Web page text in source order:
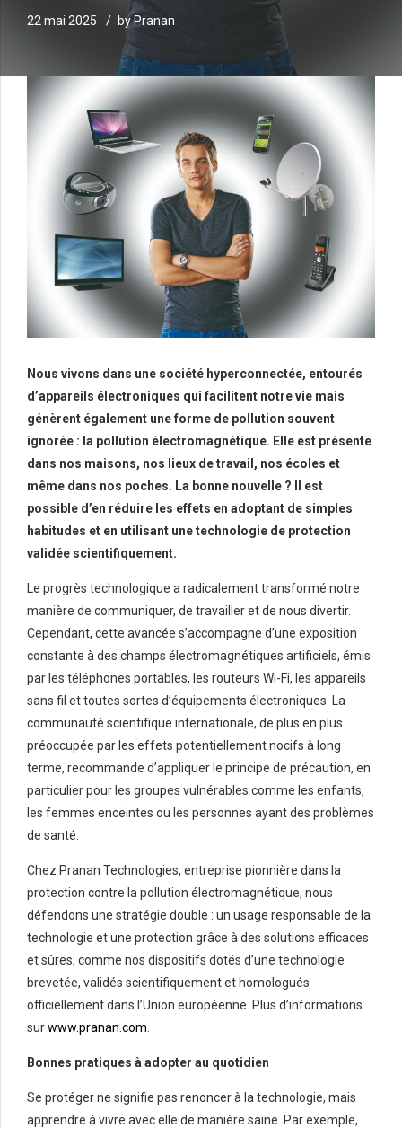
22 mai 2025 by Pranan
Nous vivons dans une société hyperconnectée, entourés
d’appareils électroniques qui facilitent notre vie mais
génèrent également une forme de pollution souvent
ignorée : la pollution électromagnétique. Elle est présente
dans nos maisons, nos lieux de travail, nos écoles et
même dans nos poches. La bonne nouvelle ? Il est
possible d’en réduire les effets en adoptant de simples
habitudes et en utilisant une technologie de protection
validée scientifiquement.
Le progrès technologique a radicalement transformé notre
manière de communiquer, de travailler et de nous divertir.
Cependant, cette avancée s’accompagne d’une exposition
constante à des champs électromagnétiques artificiels, émis
par les téléphones portables, les routeurs Wi-Fi, les appareils
sans fil et toutes sortes d’équipements électroniques. La
communauté scientifique internationale, de plus en plus
préoccupée par les effets potentiellement nocifs à long
terme, recommande d’appliquer le principe de précaution, en
particulier pour les groupes vulnérables comme les enfants,
les femmes enceintes ou les personnes ayant des problèmes
de santé.
Chez Pranan Technologies, entreprise pionnière dans la
protection contre la pollution électromagnétique, nous
défendons une stratégie double : un usage responsable de la
technologie et une protection grâce à des solutions efficaces
et sûres, comme nos dispositifs dotés d’une technologie
brevetée, validés scientifiquement et homologués
officiellement dans l’Union européenne. Plus d’informations
surwww.pranan.com
Bonnes pratiques à adopter au quotidien
Se protéger ne signifie pas renoncer à la technologie, mais
apprendre à vivre avec elle de manière saine. Par exemple,